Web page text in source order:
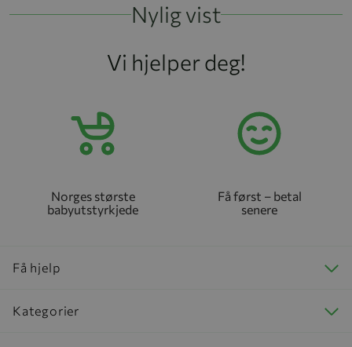
Nylig vist
Vi hjelper deg!
Norges største
babyutstyrkjede
Få først – betal
senere
Få hjelp
Kategorier